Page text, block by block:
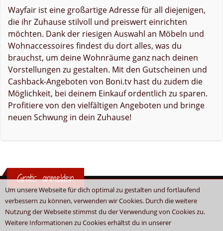
Um unsere Webseite für dich optimal zu gestalten und fortlaufend
verbessern zu können, verwenden wir Cookies. Durch die weitere
Nutzung der Webseite stimmst du der Verwendung von Cookies zu.
Weitere Informationen zu Cookies erhältst du in unserer
Wayfair ist eine großartige Adresse für all diejenigen,
die ihr Zuhause stilvoll und preiswert einrichten
möchten. Dank der riesigen Auswahl an Möbeln und
Wohnaccessoires findest du dort alles, was du
brauchst, um deine Wohnräume ganz nach deinen
Vorstellungen zu gestalten. Mit den Gutscheinen und
Cashback-Angeboten von Boni.tv hast du zudem die
Möglichkeit, bei deinem Einkauf ordentlich zu sparen.
Profitiere von den vielfältigen Angeboten und bringe
neuen Schwung in dein Zuhause!
Gratis anmelden